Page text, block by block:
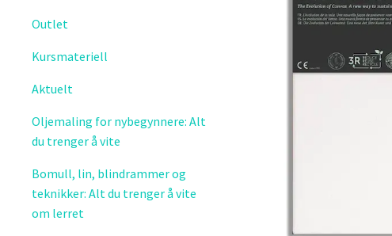
Outlet
Kursmateriell
Aktuelt
Oljemaling for nybegynnere: Alt
du trenger å vite
Bomull, lin, blindrammer og
teknikker: Alt du trenger å vite
om lerret